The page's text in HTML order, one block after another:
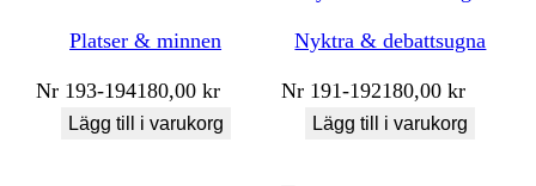
Platser & minnen
Nr 193-194180,00kr
Lägg till i varukorg
Nyktra & debattsugna
Nr 191-192180,00kr
Lägg till i varukorg